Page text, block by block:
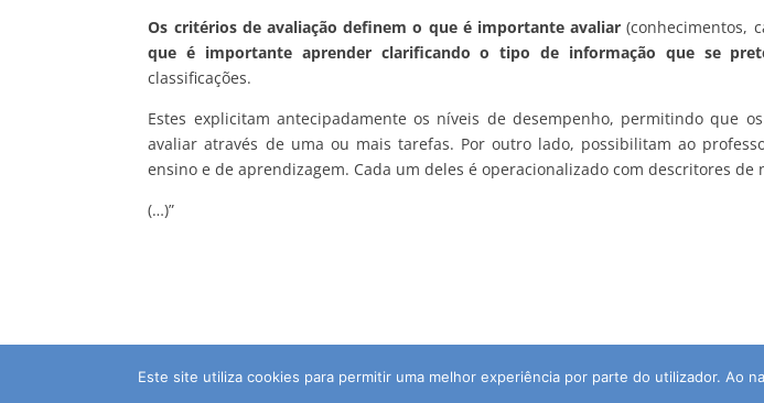
Os critérios de avaliação definem o que é importante avaliar (conhecimentos,
que é importante aprender clarificando o tipo de informação que se
classificações.
Estes explicitam antecipadamente os níveis de desempenho, permitindo que
avaliar através de uma ou mais tarefas. Por outro lado, possibilitam ao
ensino e de aprendizagem. Cada um deles é operacionalizado com descritores
(…)”
© 2026 Agrupamento de Escolas da Guia | Direitos Reservados | Desenvolvido
Este site utiliza cookies para permitir uma melhor experiência por parte do utilizador. Ao